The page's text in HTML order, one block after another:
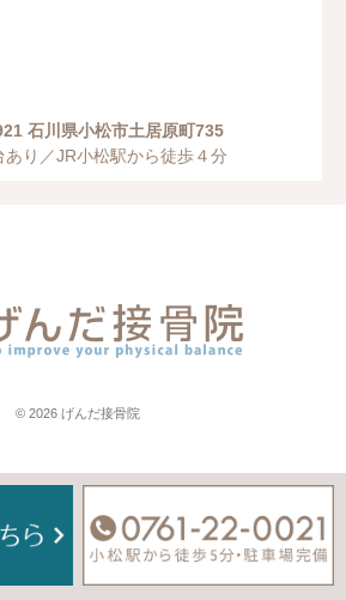
石川県小松市土居原町735
あり／JR小松駅から徒歩４分
© 2026 げんだ接骨院